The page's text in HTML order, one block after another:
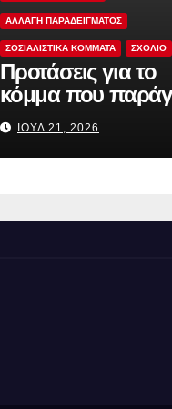
ΑΛΛΑΓΗ ΠΑΡΑΔΕΙΓΜΑΤΟΣ
ΣΟΣΙΑΛΙΣΤΙΚΆ ΚΌΜΜΑΤΑ ΣΧΟΛΙΟ
Προτάσεις για το
κόμμα που
πολιτική
ΙΟΎΛ 21, 2026